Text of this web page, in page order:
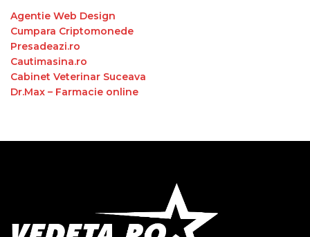
Agentie Web Design
Cumpara Criptomonede
Presadeazi.ro
Cautimasina.ro
Cabinet Veterinar Suceava
Dr.Max – Farmacie online